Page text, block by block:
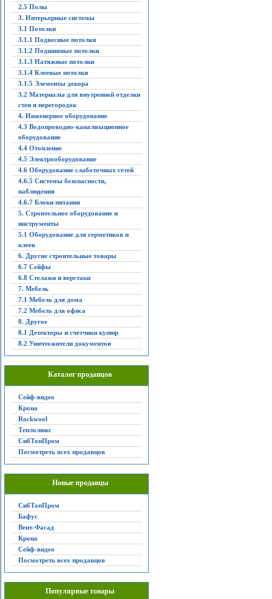
2.5 Полы
3. Интерьерные системы
3.1 Потолки
3.1.1 Подвесные потолки
3.1.2 Подшивные потолки
3.1.3 Натяжные потолки
3.1.4 Клеевые потолки
3.1.5 Элементы декора
3.2 Материалы для внутренней отделки
стен и перегородок
4. Инженерное оборудование
4.3 Водопроводно-канализационное
оборудование
4.4 Отопление
4.5 Электрооборудование
4.6 Оборудование слаботочных сетей
4.6.5 Системы безопасности,
наблюдения
4.6.7 Блоки питания
5. Строительное оборудование и
инструменты
5.1 Оборудование для герметиков и
клеев
6. Другие строительные товары
6.7 Сейфы
6.8 Стелажи и верстаки
7. Мебель
7.1 Мебель для дома
7.2 Мебель для офиса
8. Другое
8.1 Детекторы и счетчики купюр
8.2 Уничтожители документов
Каталог продавцов
Сейф-видео
Крона
Rockwool
Теплолюкс
СибТопПром
Посмотреть всех продавцов
Новые продавцы
СибТопПром
Бафус
Вент-Фасад
Крона
Сейф-видео
Посмотреть всех продавцов
Популярные товары